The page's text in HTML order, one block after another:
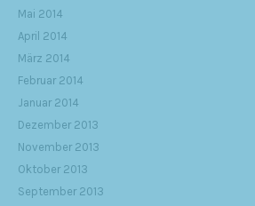
Mai 2014
April 2014
März 2014
Februar 2014
Januar 2014
Dezember 2013
November 2013
Oktober 2013
September 2013